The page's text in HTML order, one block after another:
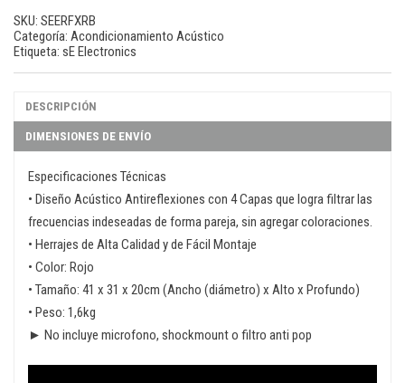
SKU: SEERFXRB
Categoría: Acondicionamiento Acústico
Etiqueta: sE Electronics
DESCRIPCIÓN
DIMENSIONES DE ENVÍO
Especificaciones Técnicas
• Diseño Acústico Antireflexiones con 4 Capas que logra filtrar las
frecuencias indeseadas de forma pareja, sin agregar coloraciones.
• Herrajes de Alta Calidad y de Fácil Montaje
• Color: Rojo
• Tamaño: 41 x 31 x 20cm (Ancho (diámetro) x Alto x Profundo)
• Peso: 1,6kg
► No incluye microfono, shockmount o filtro anti pop